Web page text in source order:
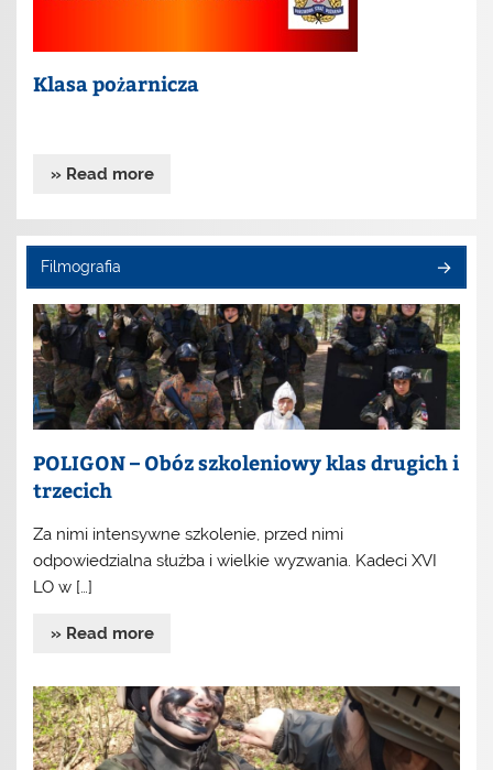
Klasa pożarnicza
» Read more
Filmografia
POLIGON – Obóz szkoleniowy klas drugich i
trzecich
Za nimi intensywne szkolenie, przed nimi
odpowiedzialna służba i wielkie wyzwania. Kadeci XVI
LO w […]
» Read more